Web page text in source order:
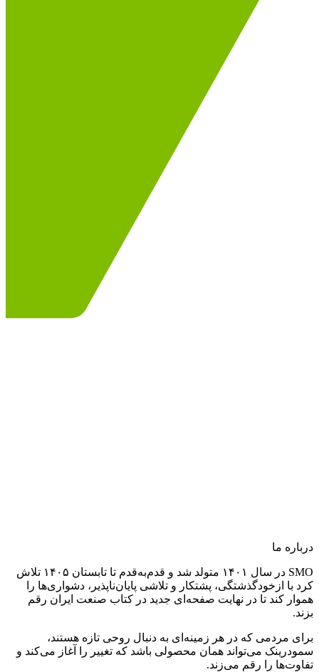
درباره ما
SMO در سال ۱۴۰۱ متولد شد و قدم‌به‌قدم تا تابستان ۱۴۰۵ تلاش
کرد با ازخودگذشتگی، پشتکار و تلاشی پایان‌ناپذیر، دشواری‌ها را
هموار کند تا در نهایت صفحه‌ای جدید در کتاب صنعت ایران رقم
بزند.
برای مردمی که در هر زمینه‌ای به دنبال روحی تازه هستند،
سمودرینک می‌تواند همان محصولی باشد که تغییر را آغاز می‌کند و
تفاوت‌ها را رقم می‌زند.